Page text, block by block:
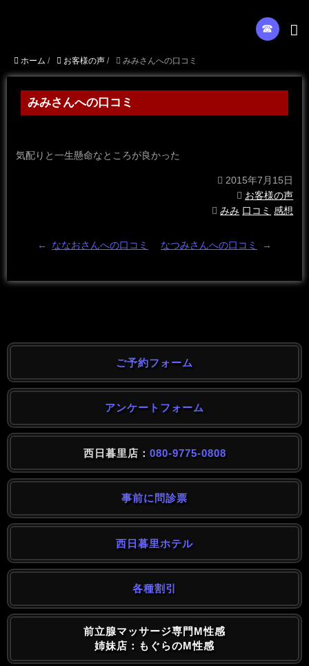
☎︎
ホーム / お客様の声 / みみさんへの口コミ
みみさんへの口コミ
気配りと一生懸命なところが良かった
2015年7月15日
お客様の声
みみ 口コミ 感想
← ななおさんへの口コミ なつみさんへの口コミ →
ご予約フォーム
アンケートフォーム
西日暮里店： 080-9775-0808
事前に問診票
西日暮里ホテル
各種割引
前立腺マッサージ専門M性感
姉妹店：もぐらのM性感